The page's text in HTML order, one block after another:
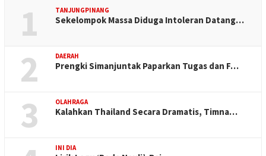
1 TANJUNGPINANG
Sekelompok Massa Diduga Intoleran Datang…
2 DAERAH
Prengki Simanjuntak Paparkan Tugas dan F…
3 OLAHRAGA
Kalahkan Thailand Secara Dramatis, Timna…
INI DIA